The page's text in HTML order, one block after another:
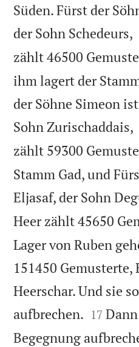
Süden. Fürst der
der Sohn Schedeurs,
zählt 46500
ihm lagert der
der Söhne Simeon
Sohn Zurischaddais,
zählt 59300
Stamm Gad, und
Eljasaf, der Sohn
Heer zählt 45650
Lager von Ruben
151450 Gemusterte,
Heerschar. Und sie
aufbrechen. 

17
Begegnung